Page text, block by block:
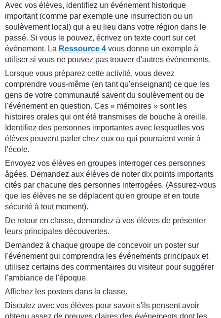
Avec vos élèves, identifiez un événement historique
important (comme par exemple une insurrection ou un
soulèvement local) qui a eu lieu dans votre région dans le
passé. Si vous le pouvez, écrivez un texte court sur cet
événement. La Ressource 4 vous donne un exemple à
utiliser si vous ne pouvez pas trouver d'autres événements.
Lorsque vous préparez cette activité, vous devez
comprendre vous-même (en tant qu'enseignant) ce que les
gens de votre communauté savent du soulèvement ou de
l'événement en question. Ces « mémoires » sont les
histoires orales qui ont été transmises de bouche à oreille.
Identifiez des personnes importantes avec lesquelles vos
élèves peuvent parler chez eux ou qui pourraient venir à
l'école.
Envoyez vos élèves en groupes interroger ces personnes
âgées. Demandez aux élèves de noter dix points importants
cités par chacune des personnes interrogées. (Assurez-vous
que les élèves ne se déplacent qu'en groupe et en toute
sécurité à tout moment).
De retour en classe, demandez à vos élèves de présenter
leurs principales découvertes.
Demandez à chaque groupe de concevoir un poster sur
l'événement qui comprendra les événements principaux et
utilisez certains des commentaires du visiteur pour suggérer
l'ambiance de l'époque.
Affichez les posters dans la classe.
Discutez avec vos élèves pour savoir s'ils pensent avoir
obtenu assez de preuves claires des événements dont les